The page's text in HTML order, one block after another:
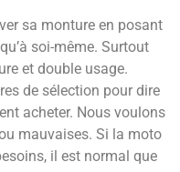
sa monture en posant
soi-même. Surtout
et double usage.
de sélection pour dire
acheter. Nous voulons
mauvaises. Si la moto
il est normal que